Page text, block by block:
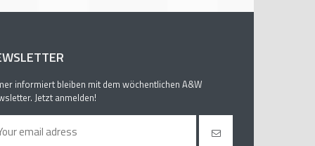
informiert bleiben mit dem wöchentlichen A&W
Jetzt anmelden!